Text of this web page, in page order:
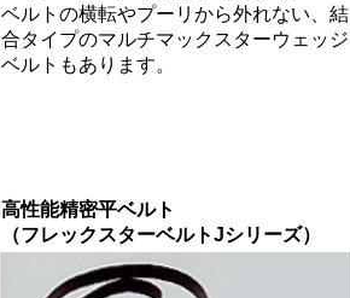
ベルトの横転やプーリから外れない、結
合タイプのマルチマックスターウェッジ
ベルトもあります。
高性能精密平ベルト
（フレックスターベルトJシリーズ）